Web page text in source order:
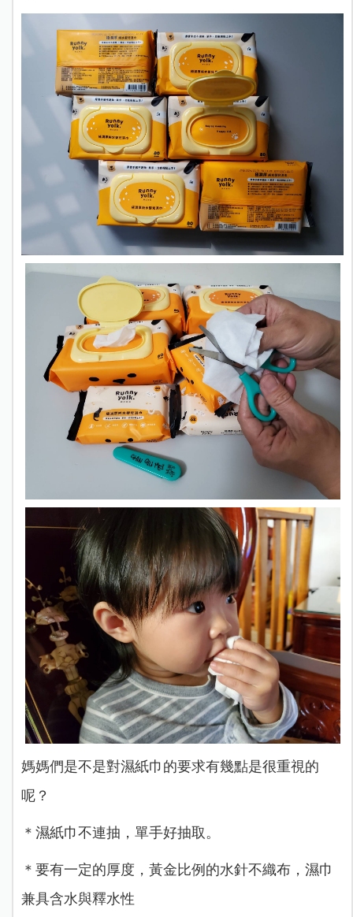
媽媽們是不是對濕紙巾的要求有幾點是很重視的
呢？
＊濕紙巾不連抽，單手好抽取。
＊要有一定的厚度，黃金比例的水針不織布，濕巾
兼具含水與釋水性